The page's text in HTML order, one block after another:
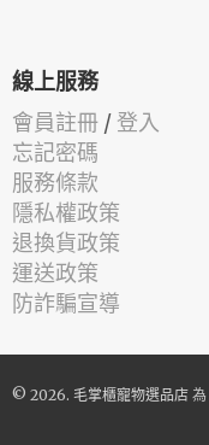
線上服務
會員註冊 / 登入
忘記密碼
服務條款
隱私權政策
退換貨政策
運送政策
防詐騙宣導
© 2026. 毛掌櫃寵物選品店 為